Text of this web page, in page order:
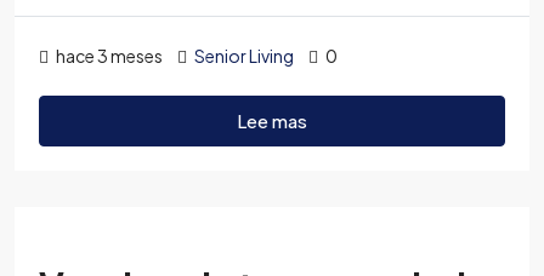
hace 3 meses Senior Living 0
Lee mas